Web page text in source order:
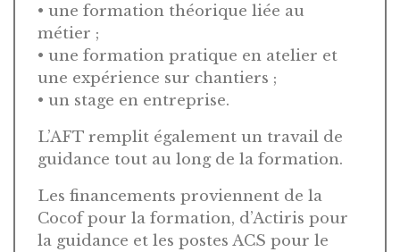
• une formation théorique liée au
métier ;
• une formation pratique en atelier et
une expérience sur chantiers ;
• un stage en entreprise.
L’AFT remplit également un travail de
guidance tout au long de la formation.
Les financements proviennent de la
Cocof pour la formation, d’Actiris pour
la guidance et les postes ACS pour le